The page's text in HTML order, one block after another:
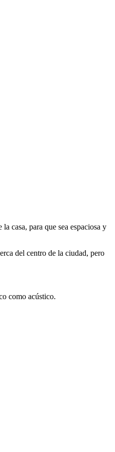
casa, para que sea espaciosa y
del centro de la ciudad, pero
como acústico.